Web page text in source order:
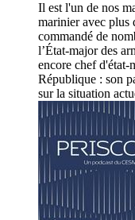
Il est l'un de nos
marinier avec plus
commandé de
l’État-major des
encore chef d'état-
République : son
sur la situation